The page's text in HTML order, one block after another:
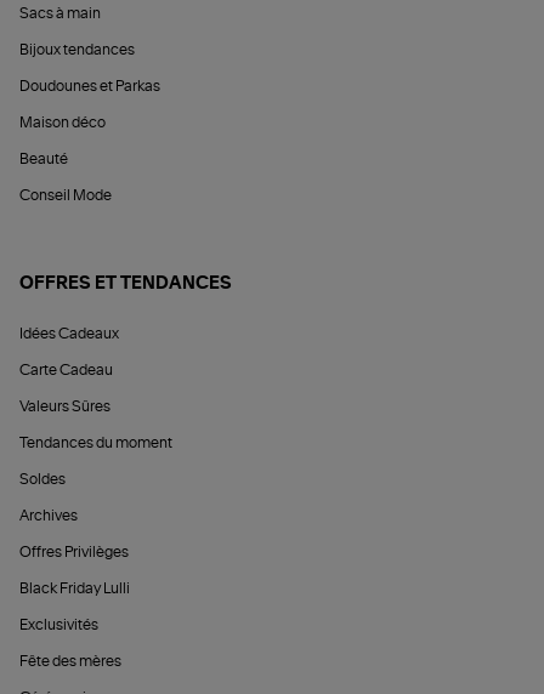
Sacs à main
Bijoux tendances
Doudounes et Parkas
Maison déco
Beauté
Conseil Mode
OFFRES ET TENDANCES
Idées Cadeaux
Carte Cadeau
Valeurs Sûres
Tendances du moment
Soldes
Archives
Offres Privilèges
Black Friday Lulli
Exclusivités
Fête des mères